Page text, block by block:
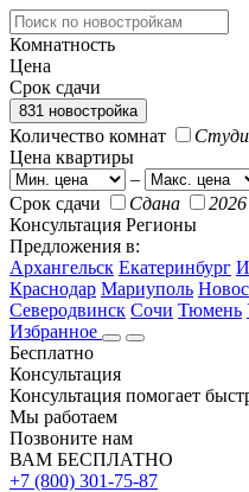
Комнатность
Цена
Срок сдачи
831 новостройка
Количество комнат
Цена квартиры
–
Срок сдачи
Сдана 2026
Консультация Регионы
Предложения в:
Архангельск Екатеринбург
Краснодар Мариуполь
Северодвинск Сочи Тюмень
Избранное
Бесплатно
Консультация
Консультация помогает
Мы работаем
Позвоните нам
ВАМ БЕСПЛАТНО
+7 (800) 301-75-87